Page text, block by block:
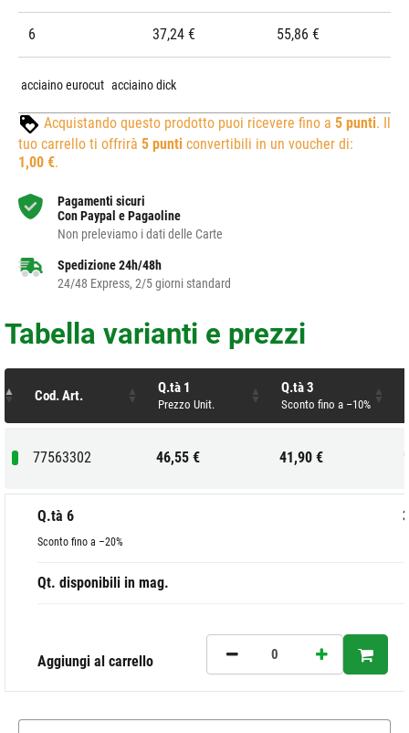
6 37,24 € 55,86 €
acciaino eurocut acciaino dick
Acquistando questo prodotto puoi ricevere fino a 5 punti. Il
tuo carrello ti offrirà 5 punti convertibili in un voucher di:
1,00 €.
Pagamenti sicuri
Con Paypal e Pagaoline
Non preleviamo i dati delle Carte
Spedizione 24h/48h
24/48 Express, 2/5 giorni standard
Tabella varianti e prezzi
Cod. Art. Q.tà 1
Prezzo Unit.
Q.tà 3
Sconto fino a –10%
77563302 46,55 € 41,90 €
Q.tà 6
Sconto fino a –20%
Qt. disponibili in mag.
Aggiungi al carrello